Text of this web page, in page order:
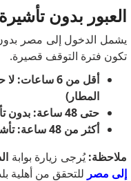
العبور بدون تأشيرة
يشمل الدخول إلى مصر
تكون فترة التوقف قصيرة.
أقل من 6
المطار)
حتى 48 ساعة: بدون تأشيرة في ظل شروط محددة
أكثر من 48 ساعة: تأشيرة عبور مطلوبة
ملاحظة:يُرجى زيارة بوابة
إلى مصر للتحقق من أهلية